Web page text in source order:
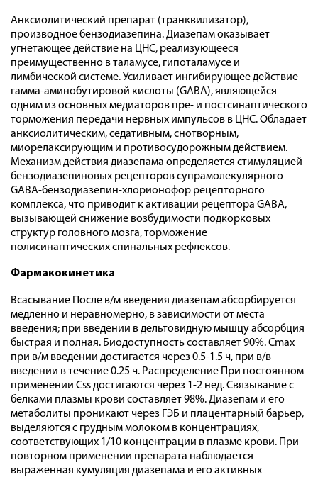
Анксиолитический препарат (транквилизатор),
производное бензодиазепина. Диазепам оказывает
угнетающее действие на ЦНС, реализующееся
преимущественно в таламусе, гипоталамусе и
лимбической системе. Усиливает ингибирующее действие
гамма-аминобутировой кислоты (GABA), являющейся
одним из основных медиаторов пре- и постсинаптического
торможения передачи нервных импульсов в ЦНС. Обладает
анксиолитическим, седативным, снотворным,
миорелаксирующим и противосудорожным действием.
Механизм действия диазепама определяется стимуляцией
бензодиазепиновых рецепторов супрамолекулярного
GABA-бензодиазепин-хлорионофор рецепторного
комплекса, что приводит к активации рецептора GABA,
вызывающей снижение возбудимости подкорковых
структур головного мозга, торможение
полисинаптических спинальных рефлексов.
Фармакокинетика
Всасывание После в/м введения диазепам абсорбируется
медленно и неравномерно, в зависимости от места
введения; при введении в дельтовидную мышцу абсорбция
быстрая и полная. Биодоступность составляет 90%. Cmax
при в/м введении достигается через 0.5-1.5 ч, при в/в
введении в течение 0.25 ч. Распределение При постоянном
применении Css достигаются через 1-2 нед. Связывание с
белками плазмы крови составляет 98%. Диазепам и его
метаболиты проникают через ГЭБ и плацентарный барьер,
выделяются с грудным молоком в концентрациях,
соответствующих 1/10 концентрации в плазме крови. При
повторном применении препарата наблюдается
выраженная кумуляция диазепама и его активных